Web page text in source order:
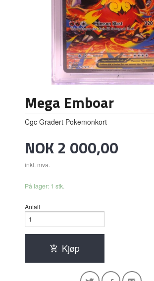
Mega Emboar
Cgc Gradert Pokemonkort
Pris
NOK2 000,00
inkl. mva.
På lager: 1 stk.
Antall
Kjøp